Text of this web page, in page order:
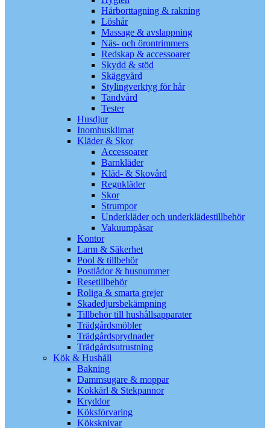
Hårborttagning & rakning
Löshår
Massage & avslappning
Näs- och örontrimmers
Redskap & accessoarer
Skydd & stöd
Skäggvård
Stylingverktyg för hår
Tandvård
Tester
Husdjur
Inomhusklimat
Kläder & Skor
Accessoarer
Barnkläder
Kläd- & Skovård
Regnkläder
Skor
Strumpor
Underkläder och underklädestillbehör
Vakuumpåsar
Kontor
Larm & Säkerhet
Pool & tillbehör
Postlådor & husnummer
Resetillbehör
Roliga & smarta grejer
Skadedjursbekämpning
Tillbehör till hushållsapparater
Trädgårdsmöbler
Trädgårdsprydnader
Trädgårdsutrustning
Kök & Hushåll
Bakning
Dammsugare & moppar
Kokkärl & Stekpannor
Kryddor
Köksförvaring
Köksknivar